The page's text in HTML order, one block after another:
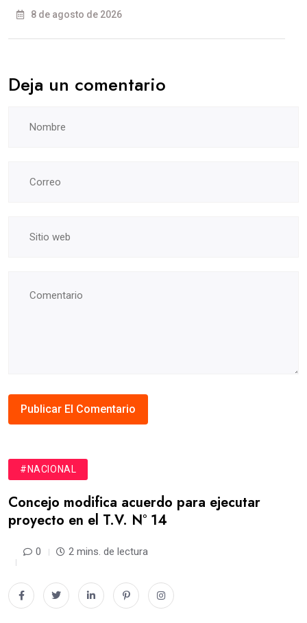
8 de agosto de 2026
Deja un comentario
#NACIONAL
Concejo modifica acuerdo para ejecutar
proyecto en el T.V. N° 14
0 2 mins. de lectura